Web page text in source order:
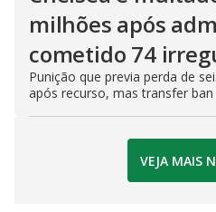
milhões após
cometido 74
Punição que previa perda de
após recurso, mas transfer
VEJA MAIS